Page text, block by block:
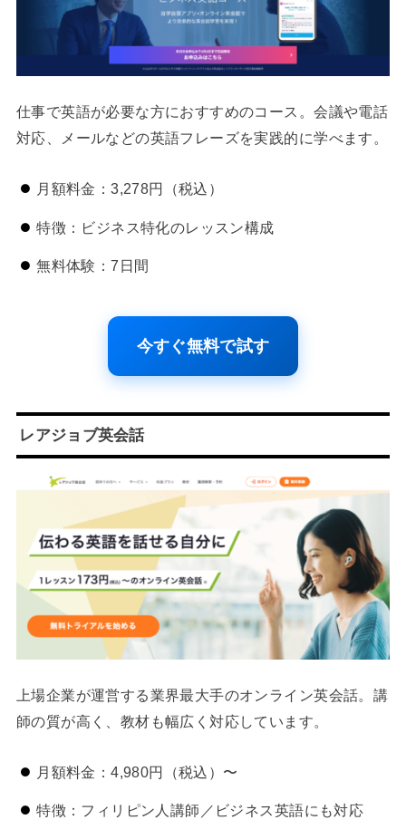
仕事で英語が必要な方におすすめのコース。会議や電話
対応、メールなどの英語フレーズを実践的に学べます。
月額料金：3,278円（税込）
特徴：ビジネス特化のレッスン構成
無料体験：7日間
今すぐ無料で試す
レアジョブ英会話
上場企業が運営する業界最大手のオンライン英会話。講
師の質が高く、教材も幅広く対応しています。
月額料金：4,980円（税込）〜
特徴：フィリピン人講師／ビジネス英語にも対応